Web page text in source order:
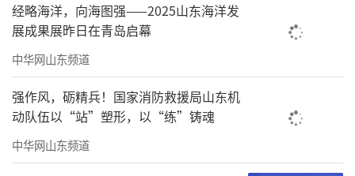
经略海洋，向海图强——2025山东海洋发
展成果展昨日在青岛启幕
中华网山东频道
强作风，砺精兵！国家消防救援局山东机
动队伍以“站”塑形，以“练”铸魂
中华网山东频道